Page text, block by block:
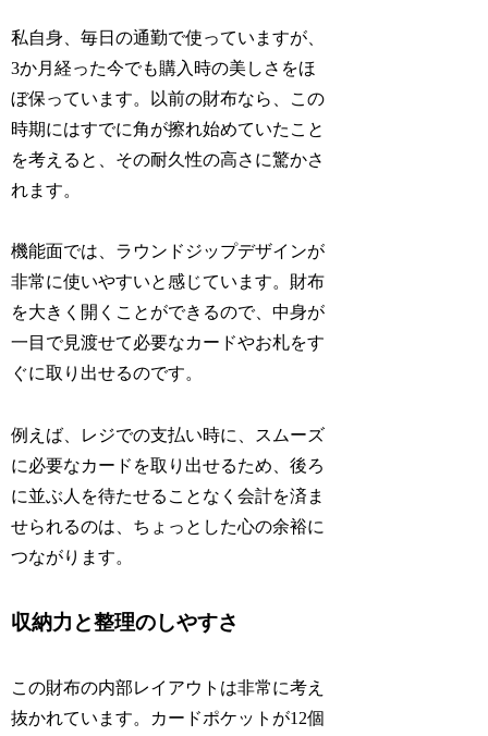
私自身、毎日の通勤で使っていますが、
3か月経った今でも購入時の美しさをほ
ぼ保っています。以前の財布なら、この
時期にはすでに角が擦れ始めていたこと
を考えると、その耐久性の高さに驚かさ
れます。
機能面では、ラウンドジップデザインが
非常に使いやすいと感じています。財布
を大きく開くことができるので、中身が
一目で見渡せて必要なカードやお札をす
ぐに取り出せるのです。
例えば、レジでの支払い時に、スムーズ
に必要なカードを取り出せるため、後ろ
に並ぶ人を待たせることなく会計を済ま
せられるのは、ちょっとした心の余裕に
つながります。
収納力と整理のしやすさ
この財布の内部レイアウトは非常に考え
抜かれています。カードポケットが12個